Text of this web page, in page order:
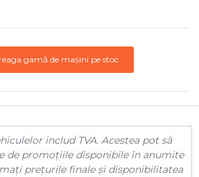
gamă de mașini pe stoc
includ TVA. Acestea pot să
de promoțiile disponibile în anumite
prețurile finale și disponibilitatea